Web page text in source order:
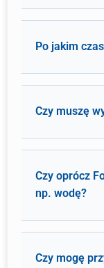
Po jakim
Czy muszę
Czy oprócz
np. wodę?
Czy mogę